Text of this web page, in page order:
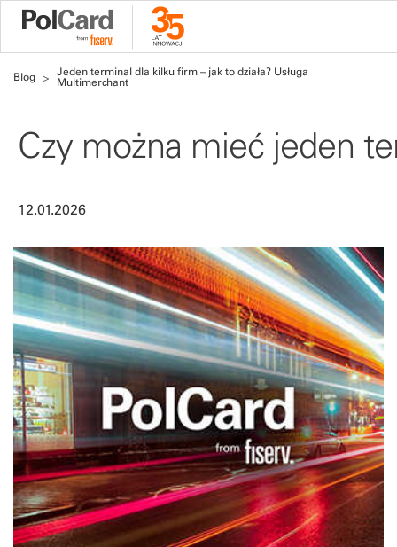
Blog
Jeden terminal dla kilku firm – jak to działa? Usługa
Multimerchant
Czy można mieć jeden
12.01.2026